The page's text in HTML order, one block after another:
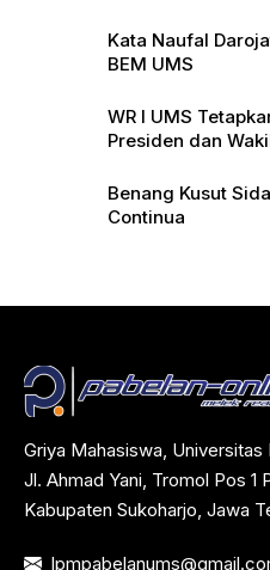
Kata Naufal
BEM UMS
WR I UMS
Presiden dan
Benang Kusut
Continua
Griya Mahasiswa, Universitas
Jl. Ahmad Yani, Tromol Pos 1
Kabupaten Sukoharjo, Jawa